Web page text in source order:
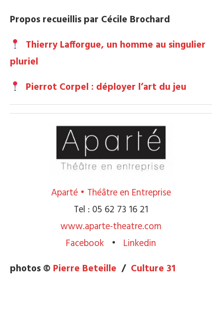
Propos recueillis par Cécile Brochard
Thierry Lafforgue, un homme au singulier
pluriel
Pierrot Corpel : déployer l’art du jeu
Aparté • Théâtre en Entreprise
Tel : 05 62 73 16 21
www.aparte-theatre.com
Facebook • Linkedin
photos © Pierre Beteille / Culture 31